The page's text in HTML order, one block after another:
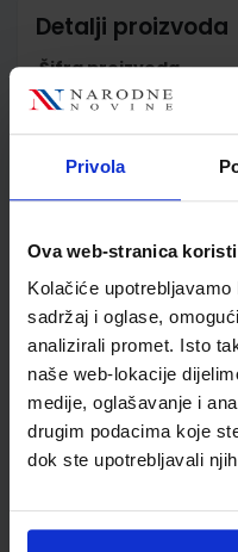
Privola
Ova web-stranica
Kolačiće
sadržaj i oglase,
analizirali promet. Isto
naše web-lokacije
medije, oglašavanje i
drugim podacima koje
dok ste upotrebljavali
Detalji proizvoda
Šifra proizvoda
Jedinična mjera
Nakladnik
Autor
Vrsta školske knjige
Vrsta škole
Nastavni predmet
Reg br min